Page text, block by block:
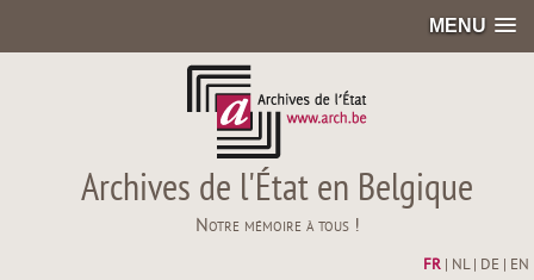
MENU
Archives de l'État en Belgique
Notre mémoire à tous !
FR| NL| DE EN